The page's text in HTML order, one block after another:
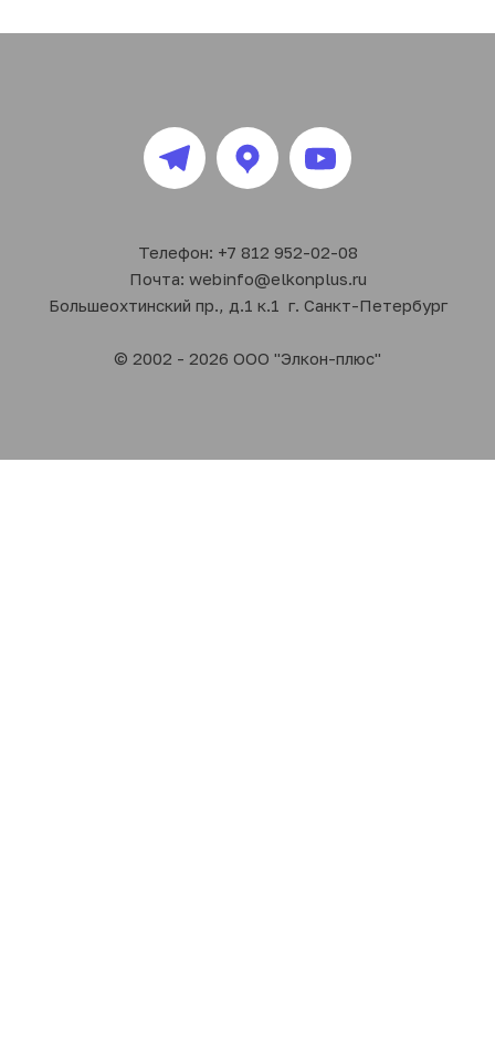
Телефон: +7 812 952-02-08
Почта: webinfo@elkonplus.ru
Большеохтинский пр., д.1 к.1  г. Санкт-Петербург
© 2002 - 2026 ООО "Элкон-плюс"